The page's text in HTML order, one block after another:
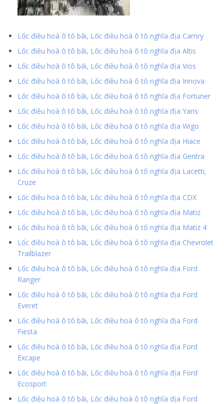
Lốc điều hoà ô tô bãi, Lốc điều hoà ô tô nghĩa địa Camry
Lốc điều hoà ô tô bãi, Lốc điều hoà ô tô nghĩa địa Altis
Lốc điều hoà ô tô bãi, Lốc điều hoà ô tô nghĩa địa Vios
Lốc điều hoà ô tô bãi, Lốc điều hoà ô tô nghĩa địa Innova
Lốc điều hoà ô tô bãi, Lốc điều hoà ô tô nghĩa địa Fortuner
Lốc điều hoà ô tô bãi, Lốc điều hoà ô tô nghĩa địa Yaris
Lốc điều hoà ô tô bãi, Lốc điều hoà ô tô nghĩa địa Wigo
Lốc điều hoà ô tô bãi, Lốc điều hoà ô tô nghĩa địa Hiace
Lốc điều hoà ô tô bãi, Lốc điều hoà ô tô nghĩa địa Gentra
Lốc điều hoà ô tô bãi, Lốc điều hoà ô tô nghĩa địa Lacetti,
Cruze
Lốc điều hoà ô tô bãi, Lốc điều hoà ô tô nghĩa địa CDX
Lốc điều hoà ô tô bãi, Lốc điều hoà ô tô nghĩa địa Matiz
Lốc điều hoà ô tô bãi, Lốc điều hoà ô tô nghĩa địa Matiz 4
Lốc điều hoà ô tô bãi, Lốc điều hoà ô tô nghĩa địa Chevrolet
Trailblazer
Lốc điều hoà ô tô bãi, Lốc điều hoà ô tô nghĩa địa Ford
Ranger
Lốc điều hoà ô tô bãi, Lốc điều hoà ô tô nghĩa địa Ford
Everet
Lốc điều hoà ô tô bãi, Lốc điều hoà ô tô nghĩa địa Ford
Fiesta
Lốc điều hoà ô tô bãi, Lốc điều hoà ô tô nghĩa địa Ford
Excape
Lốc điều hoà ô tô bãi, Lốc điều hoà ô tô nghĩa địa Ford
Ecosport
Lốc điều hoà ô tô bãi, Lốc điều hoà ô tô nghĩa địa Ford